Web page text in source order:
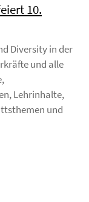
10.
Diversity in der
und alle
Lehrinhalte,
und